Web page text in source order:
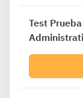
Test